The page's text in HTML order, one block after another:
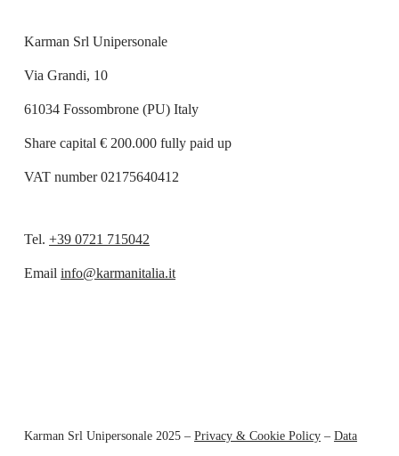
Karman Srl Unipersonale
Via Grandi, 10
61034 Fossombrone (PU) Italy
Share capital € 200.000 fully paid up
VAT number 02175640412
Tel.+39 0721 715042
Emailinfo@karmanitalia.it
Karman Srl Unipersonale 2025 – Privacy & Cookie Policy– Data